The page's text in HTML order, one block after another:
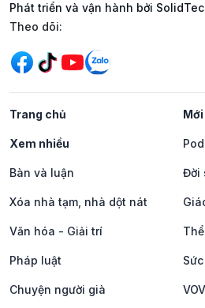
Phát triển và vận hành bởi
Mạng xã hội
Theo dõi:
Trang chủ
Xem nhiều
Bàn và luận Đời
Xóa nhà tạm, nhà dột nát
Văn hóa - Giải trí
Pháp luật
Chuyện người già